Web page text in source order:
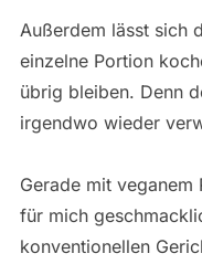
Außerdem lässt sich
einzelne Portion
übrig bleiben. Denn
irgendwo wieder
Gerade mit veganem
für mich
konventionellen